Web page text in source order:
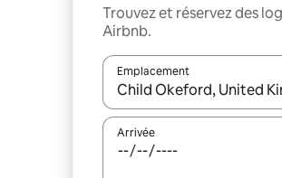
Trouvez et réservez des
Airbnb.
Emplacement
Quand les résultats sont
Arrivée